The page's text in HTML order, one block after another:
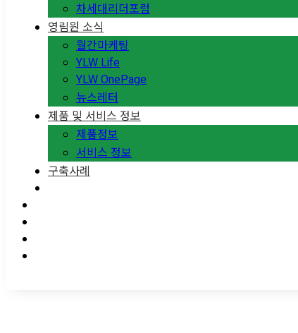
차세대리더포럼
영림원 소식
월간마케팅
YLW Life
YLW OnePage
뉴스레터
제품 및 서비스 정보
제품정보
서비스 정보
구축사례